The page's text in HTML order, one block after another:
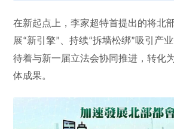
在新起点上，李家超特首提出的将北
展“新引擎” 、持续“拆墙松绑”吸引产
待着与新一届立法会协同推进，转化
体成果。